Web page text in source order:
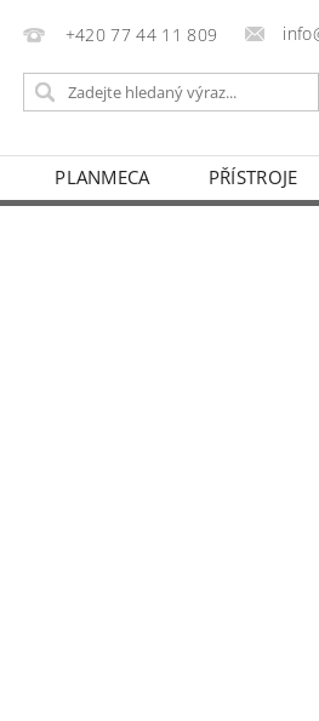
+420 77 44 11 809
PLANMECA PŘÍSTROJE